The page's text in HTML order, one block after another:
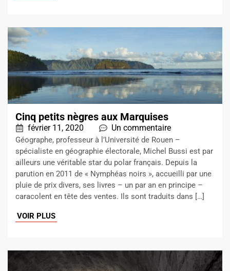
Cinq petits nègres aux Marquises
février 11, 2020 Un commentaire
Géographe, professeur à l’Université de Rouen –
spécialiste en géographie électorale, Michel Bussi est par
ailleurs une véritable star du polar français. Depuis la
parution en 2011 de « Nymphéas noirs », accueilli par une
pluie de prix divers, ses livres – un par an en principe –
caracolent en tête des ventes. Ils sont traduits dans […]
VOIR PLUS